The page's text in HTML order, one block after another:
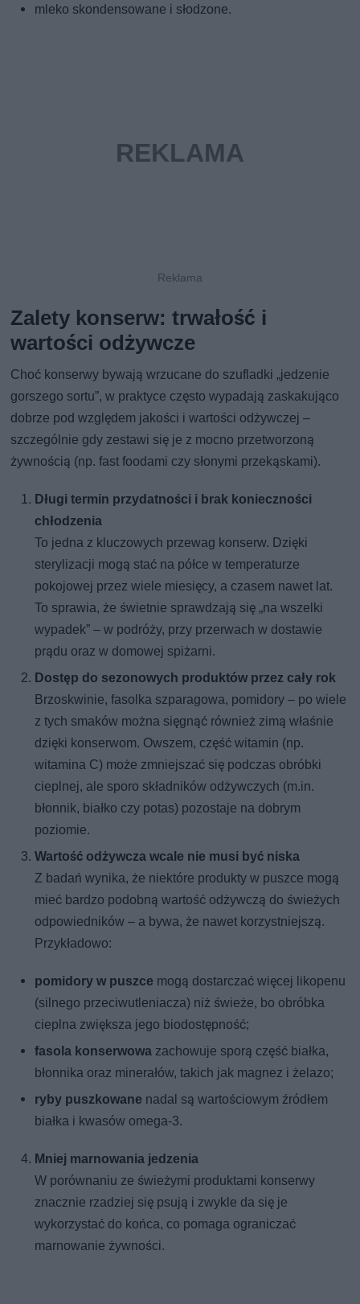
mleko skondensowane i słodzone.
Zalety konserw: trwałość i
wartości odżywcze
Choć konserwy bywają wrzucane do szufladki „jedzenie
gorszego sortu”, w praktyce często wypadają zaskakująco
dobrze pod względem jakości i wartości odżywczej –
szczególnie gdy zestawi się je z mocno przetworzoną
żywnością (np. fast foodami czy słonymi przekąskami).
Długi termin przydatności i brak konieczności
chłodzenia
To jedna z kluczowych przewag konserw. Dzięki
sterylizacji mogą stać na półce w temperaturze
pokojowej przez wiele miesięcy, a czasem nawet lat.
To sprawia, że świetnie sprawdzają się „na wszelki
wypadek” – w podróży, przy przerwach w dostawie
prądu oraz w domowej spiżarni.
Dostęp do sezonowych produktów przez cały rok
Brzoskwinie, fasolka szparagowa, pomidory – po wiele
z tych smaków można sięgnąć również zimą właśnie
dzięki konserwom. Owszem, część witamin (np.
witamina C) może zmniejszać się podczas obróbki
cieplnej, ale sporo składników odżywczych (m.in.
błonnik, białko czy potas) pozostaje na dobrym
poziomie.
Wartość odżywcza wcale nie musi być niska
Z badań wynika, że niektóre produkty w puszce mogą
mieć bardzo podobną wartość odżywczą do świeżych
odpowiedników – a bywa, że nawet korzystniejszą.
Przykładowo:
pomidory w puszce mogą dostarczać więcej likopenu
(silnego przeciwutleniacza) niż świeże, bo obróbka
cieplna zwiększa jego biodostępność;
fasola konserwowa zachowuje sporą część białka,
błonnika oraz minerałów, takich jak magnez i żelazo;
ryby puszkowane nadal są wartościowym źródłem
białka i kwasów omega-3.
Mniej marnowania jedzenia
W porównaniu ze świeżymi produktami konserwy
znacznie rzadziej się psują i zwykle da się je
wykorzystać do końca, co pomaga ograniczać
marnowanie żywności.